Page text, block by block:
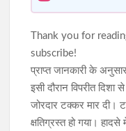
Thank you for
subscribe!
प्राप्त जानकारी के
इसी दौरान विपरीत
जोरदार टक्कर मार दी।
क्षतिग्रस्त हो गया।